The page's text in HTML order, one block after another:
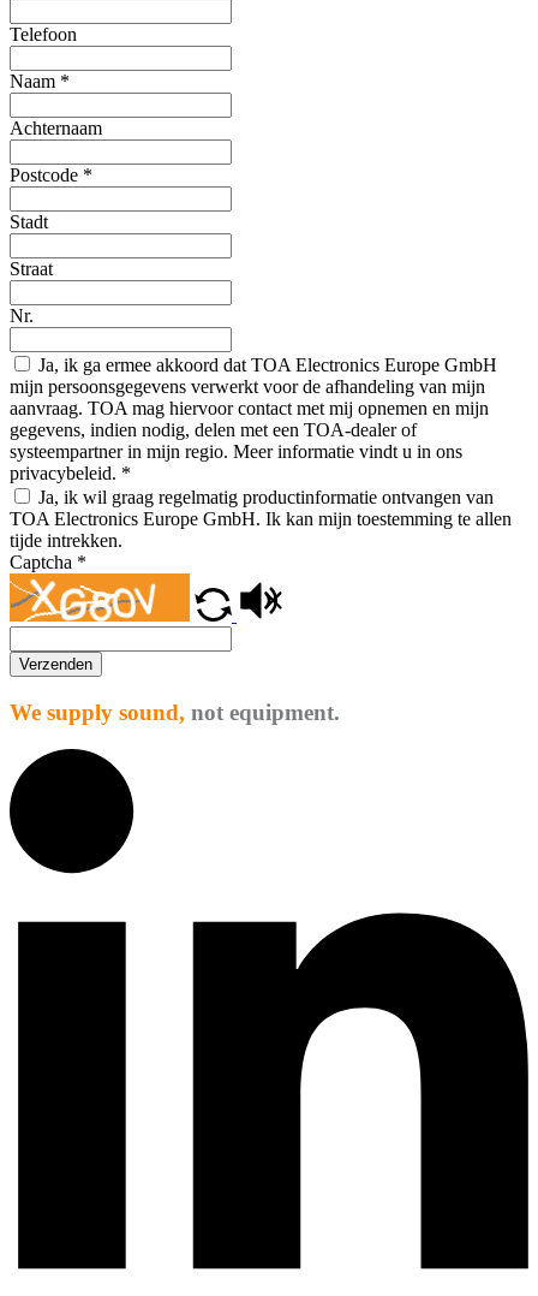
Telefoon
Naam *
Achternaam
Postcode *
Stadt
Straat
Nr.
Ja, ik ga ermee akkoord dat TOA Electronics Europe GmbH
mijn persoonsgegevens verwerkt voor de afhandeling van mijn
aanvraag. TOA mag hiervoor contact met mij opnemen en mijn
gegevens, indien nodig, delen met een TOA-dealer of
systeempartner in mijn regio. Meer informatie vindt u in ons
privacybeleid. *
Ja, ik wil graag regelmatig productinformatie ontvangen van
TOA Electronics Europe GmbH. Ik kan mijn toestemming te allen
tijde intrekken.
Captcha *
Verzenden
We supply sound, not equipment.